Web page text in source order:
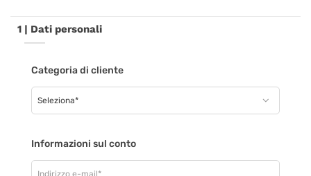
1 | Dati personali
Categoria di cliente
Informazioni sul conto